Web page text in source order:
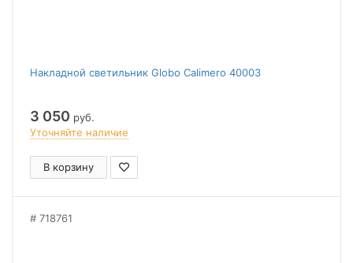
Накладной светильник Globo Calimero 40003
3 050 руб.
Уточняйте наличие
В корзину
718761